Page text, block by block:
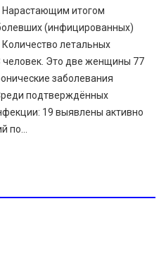
Нарастающим итогом
(инфицированных)
летальных
человек. Это две женщины 77
заболевания
подтверждённых
19 выявлены активно
по...